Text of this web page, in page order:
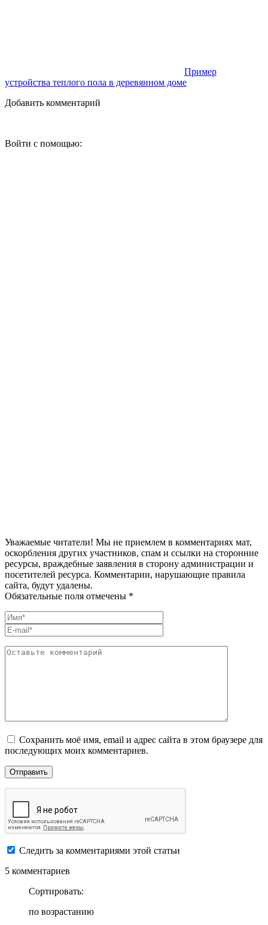
Пример
устройства теплого пола в деревянном доме
Добавить комментарий
Войти с помощью:
Уважаемые читатели! Мы не приемлем в комментариях мат,
оскорбления других участников, спам и ссылки на сторонние
ресурсы, враждебные заявления в сторону администрации и
посетителей ресурса. Комментарии, нарушающие правила
сайта, будут удалены.
Обязательные поля отмечены *
Сохранить моё имя, email и адрес сайта в этом браузере для
последующих моих комментариев.
Следить за комментариями этой статьи
5 комментариев
Сортировать:
по возрастанию